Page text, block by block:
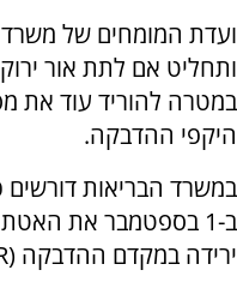
ועדת המומחים של
ותחליט אם לתת אור
במטרה להוריד עוד את
היקפי ההדבקה.
במשרד הבריאות
ב-1 בספטמבר את
ירידה במקדם ההדבקה (R).